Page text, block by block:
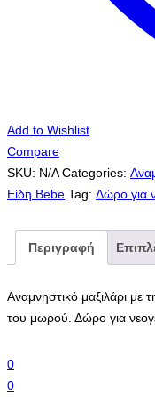
Add to Wishlist
Compare
SKU: N/A Categories:
Είδη Bebe Tag: Δώρο για
Περιγραφή
Αναμνηστικό μαξιλάρι με
του μωρού. Δώρο για
0
0